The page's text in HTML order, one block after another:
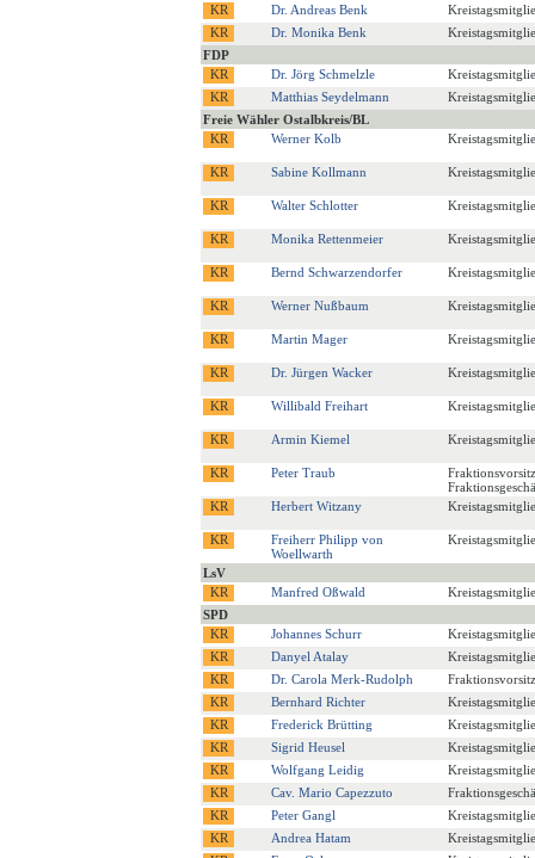
Dr. Andreas Benk
Dr. Monika Benk
FDP
Dr. Jörg Schmelzle
Matthias Seydelmann
Freie Wähler Ostalbkreis/BL
Werner Kolb
Sabine Kollmann
Walter Schlotter
Monika Rettenmeier
Bernd Schwarzendorfer
Werner Nußbaum
Martin Mager
Dr. Jürgen Wacker
Willibald Freihart
Armin Kiemel
Peter Traub
Herbert Witzany
Freiherr Philipp von
Woellwarth
LsV
Manfred Oßwald
SPD
Johannes Schurr
Danyel Atalay
Dr. Carola Merk-Rudolph
Bernhard Richter
Frederick Brütting
Sigrid Heusel
Wolfgang Leidig
Cav. Mario Capezzuto
Peter Gangl
Andrea Hatam